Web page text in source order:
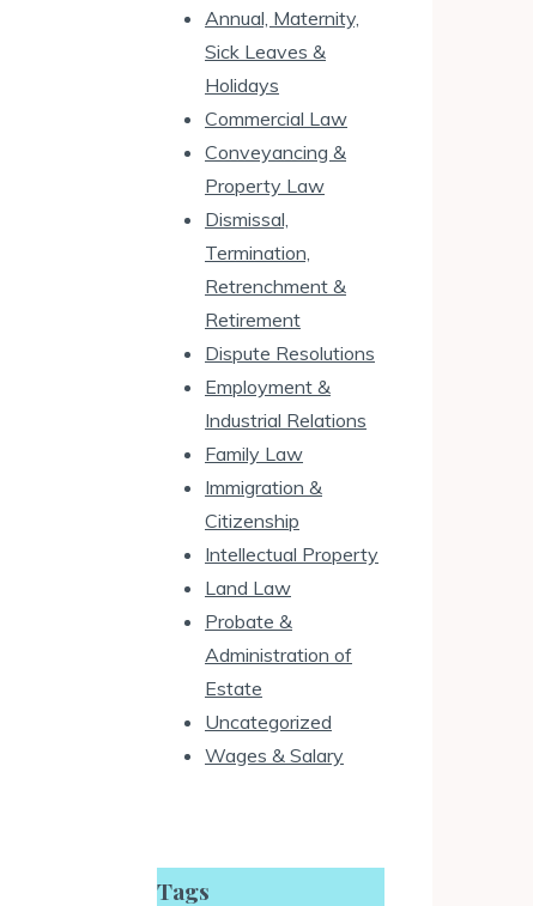
Annual, Maternity,
Sick Leaves &
Holidays
Commercial Law
Conveyancing &
Property Law
Dismissal,
Termination,
Retrenchment &
Retirement
Dispute Resolutions
Employment &
Industrial Relations
Family Law
Immigration &
Citizenship
Intellectual Property
Land Law
Probate &
Administration of
Estate
Uncategorized
Wages & Salary
Tags